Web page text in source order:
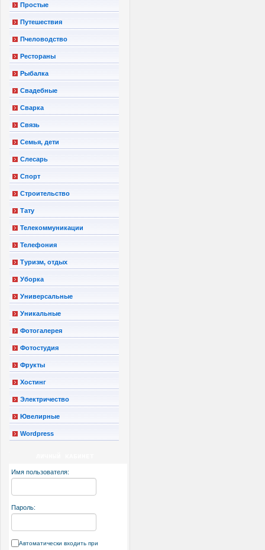
Простые
Путешествия
Пчеловодство
Рестораны
Рыбалка
Свадебные
Сварка
Связь
Семья, дети
Слесарь
Спорт
Строительство
Тату
Телекоммуникации
Телефония
Туризм, отдых
Уборка
Универсальные
Уникальные
Фотогалерея
Фотостудия
Фрукты
Хостинг
Электричество
Ювелирные
Wordpress
Имя пользователя:
Пароль:
Автоматически входить при